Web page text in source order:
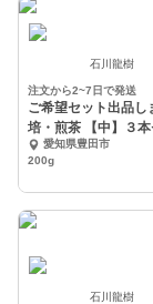
石川龍樹
注文から2~7日で発送
ご希望セット出品し
培・煎茶 【中】３本
愛知県豊田市
200g
石川龍樹